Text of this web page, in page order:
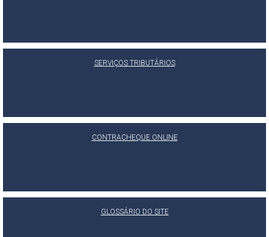
SERVIÇOS TRIBUTÁRIOS
CONTRACHEQUE ONLINE
GLOSSÁRIO DO SITE